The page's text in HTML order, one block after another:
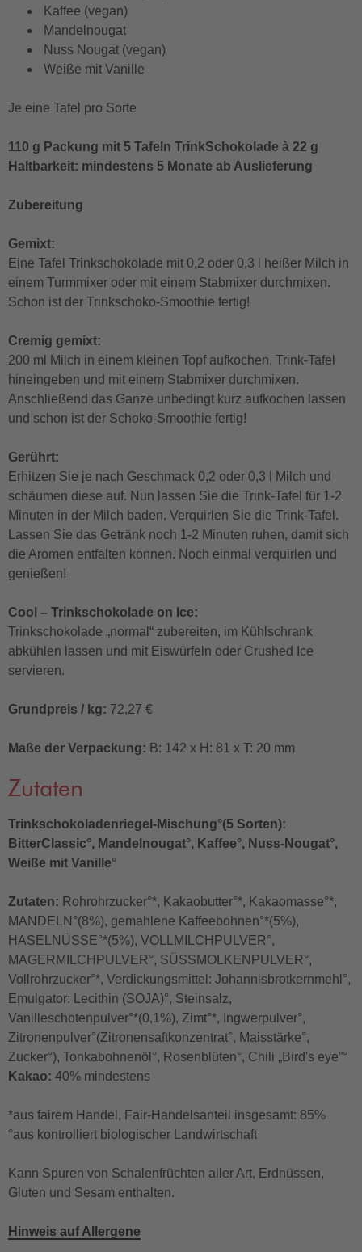
Kaffee (vegan)
Mandelnougat
Nuss Nougat (vegan)
Weiße mit Vanille
Je eine Tafel pro Sorte
110 g Packung mit 5 Tafeln TrinkSchokolade à 22 g
Haltbarkeit: mindestens 5 Monate ab Auslieferung
Zubereitung
Gemixt:
Eine Tafel Trinkschokolade mit 0,2 oder 0,3 l heißer Milch in
einem Turmmixer oder mit einem Stabmixer durchmixen.
Schon ist der Trinkschoko-Smoothie fertig!
Cremig gemixt:
200 ml Milch in einem kleinen Topf aufkochen, Trink-Tafel
hineingeben und mit einem Stabmixer durchmixen.
Anschließend das Ganze unbedingt kurz aufkochen lassen
und schon ist der Schoko-Smoothie fertig!
Gerührt:
Erhitzen Sie je nach Geschmack 0,2 oder 0,3 l Milch und
schäumen diese auf. Nun lassen Sie die Trink-Tafel für 1-2
Minuten in der Milch baden. Verquirlen Sie die Trink-Tafel.
Lassen Sie das Getränk noch 1-2 Minuten ruhen, damit sich
die Aromen entfalten können. Noch einmal verquirlen und
genießen!
Cool – Trinkschokolade on Ice:
Trinkschokolade „normal“ zubereiten, im Kühlschrank
abkühlen lassen und mit Eiswürfeln oder Crushed Ice
servieren.
Grundpreis / kg: 72,27 €
Maße der Verpackung: B: 142 x H: 81 x T: 20 mm
Zutaten
Trinkschokoladenriegel-Mischung°(5 Sorten):
BitterClassic°, Mandelnougat°, Kaffee°, Nuss-Nougat°,
Weiße mit Vanille°
Zutaten: Rohrohrzucker°*, Kakaobutter°*, Kakaomasse°*,
MANDELN°(8%), gemahlene Kaffeebohnen°*(5%),
HASELNÜSSE°*(5%), VOLLMILCHPULVER°,
MAGERMILCHPULVER°, SÜSSMOLKENPULVER°,
Vollrohrzucker°*, Verdickungsmittel: Johannisbrotkernmehl°,
Emulgator: Lecithin (SOJA)°, Steinsalz,
Vanilleschotenpulver°*(0,1%), Zimt°*, Ingwerpulver°,
Zitronenpulver°(Zitronensaftkonzentrat°, Maisstärke°,
Zucker°), Tonkabohnenöl°, Rosenblüten°, Chili „Bird's eye”°
Kakao: 40% mindestens
*aus fairem Handel, Fair-Handelsanteil insgesamt: 85%
°aus kontrolliert biologischer Landwirtschaft
Kann Spuren von Schalenfrüchten aller Art, Erdnüssen,
Gluten und Sesam enthalten.
Hinweis auf Allergene